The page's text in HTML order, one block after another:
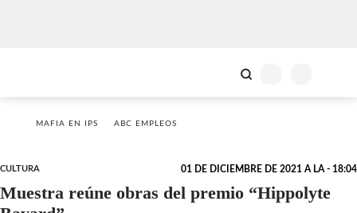
MAFIA EN IPS ABC EMPLEOS
CULTURA 01 DE DICIEMBRE DE 2021 A LA - 18:04
Muestra reúne obras del premio “Hippolyte